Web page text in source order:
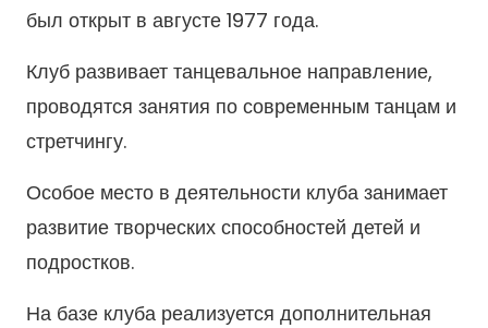
был открыт в августе 1977 года.
Клуб развивает танцевальное направление,
проводятся занятия по современным танцам и
стретчингу.
Особое место в деятельности клуба занимает
развитие творческих способностей детей и
подростков.
На базе клуба реализуется дополнительная